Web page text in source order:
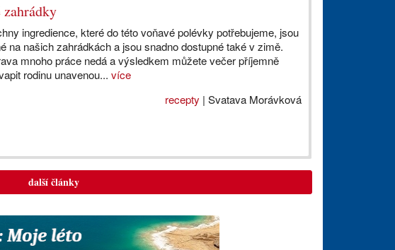
ingredience, které do této voňavé polévky potřebujeme, jsou
na našich zahrádkách a jsou snadno dostupné také v zimě.
mnoho práce nedá a výsledkem můžete večer příjemně
rodinu unavenou...více
recepty | Svatava Morávková
další články